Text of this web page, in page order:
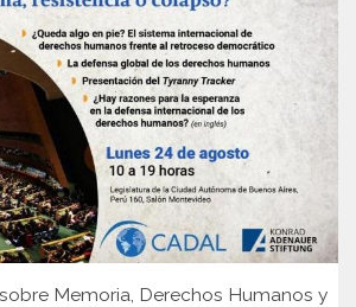
Memoria, Derechos Humanos y